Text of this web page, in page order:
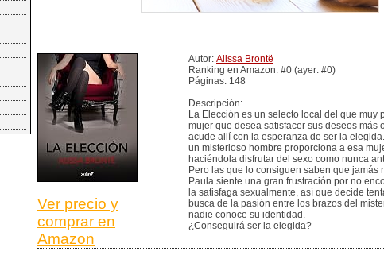
Ver precio y
comprar en
Amazon
Autor: Alissa Brontë
Ranking en Amazon: #0 (ayer: #0)
Páginas: 148
Descripción:
La Elección es un selecto local del que muy
mujer que desea satisfacer sus deseos más
acude allí con la esperanza de ser la
un misterioso hombre proporciona a esa
haciéndola disfrutar del sexo como nunca
Pero las que lo consiguen saben que jamás
Paula siente una gran frustración por no
la satisfaga sexualmente, así que decide
busca de la pasión entre los brazos del
nadie conoce su identidad.
¿Conseguirá ser la elegida?